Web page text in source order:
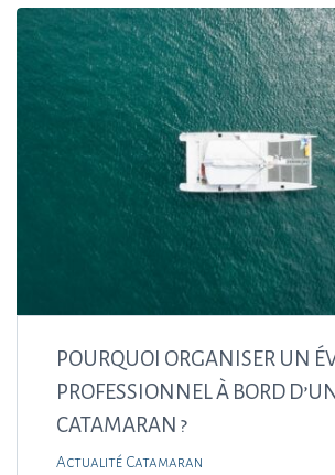
POURQUOI ORGANISER UN
PROFESSIONNEL À BORD
CATAMARAN ?
Actualité Catamaran